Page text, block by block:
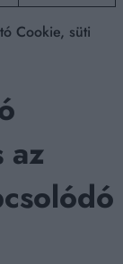
Cookie, süti
az